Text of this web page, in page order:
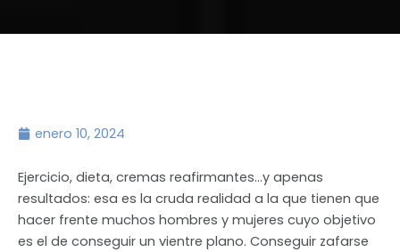
enero 10, 2024
Ejercicio, dieta, cremas reafirmantes…y apenas
resultados: esa es la cruda realidad a la que tienen que
hacer frente muchos hombres y mujeres cuyo objetivo
es el de conseguir un vientre plano. Conseguir zafarse